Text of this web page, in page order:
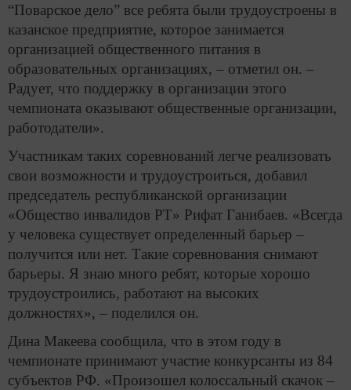
“Поварское дело” все ребята были трудоустроены в
казанское предприятие, которое занимается
организацией общественного питания в
образовательных организациях, – отметил он. –
Радует, что поддержку в организации этого
чемпионата оказывают общественные организации,
работодатели».
Участникам таких соревнований легче реализовать
свои возможности и трудоустроиться, добавил
председатель республиканской организации
«Общество инвалидов РТ» Рифат Ганибаев. «Всегда
у человека существует определенный барьер –
получится или нет. Такие соревнования снимают
барьеры. Я знаю много ребят, которые хорошо
трудоустроились, работают на высоких
должностях», – поделился он.
Дина Макеева сообщила, что в этом году в
чемпионате принимают участие конкурсанты из 84
субъектов РФ. «Произошел колоссальный скачок –